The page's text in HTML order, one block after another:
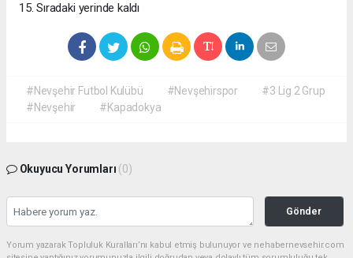
15. Sıradaki yerinde kaldı
#Nevşehir Futbol Kulübü #Nevşehirspor
#3 Lig 2 Grup
#Nevşehir
#Kapadokya
Okuyucu Yorumları (0)
Gönder
Yorum yazarak Topluluk Kuralları’nı kabul etmiş bulunuyor ve nehabernevsehir.com